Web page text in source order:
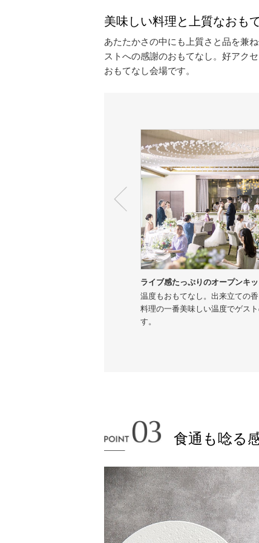
美味しい料理と上質なおも
あたたかさの中にも上質さと品を兼
ストへの感謝のおもてなし。好アク
おもてなし会場です。
ライブ感たっぷりのオープンキ
温度もおもてなし。出来立ての
料理の一番美味しい温度でゲス
す。
食通も唸る